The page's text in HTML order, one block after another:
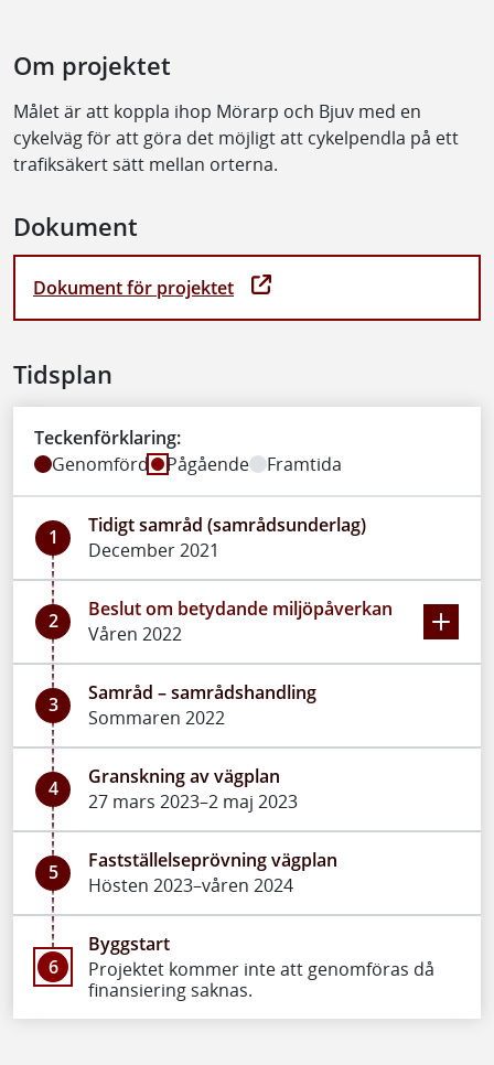
Om projektet
Målet är att koppla ihop Mörarp och Bjuv med en
cykelväg för att göra det möjligt att cykelpendla på ett
trafiksäkert sätt mellan orterna.
Dokument
Dokument för projektet
Tidsplan
Teckenförklaring:
Genomförd
Pågående Framtida
1
Tidigt samråd (samrådsunderlag)
December 2021
2
Beslut om betydande miljöpåverkan
Våren 2022
3
Samråd – samrådshandling
Sommaren 2022
4
Granskning av vägplan
27 mars 2023–2 maj 2023
5
Fastställelseprövning vägplan
Hösten 2023–våren 2024
6
Byggstart
Projektet kommer inte att genomföras då
finansiering saknas.